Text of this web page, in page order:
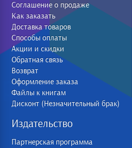
Соглашение о продаже
Как заказать
Доставка товаров
Способы оплаты
Акции и скидки
Обратная связь
Возврат
Оформление заказа
Файлы к книгам
Дисконт (Незначительный брак)
Издательство
Партнерская программа